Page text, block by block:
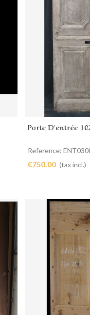
Add to cart
Porte D'entrée
Reference:
€750.00 (tax incl.)